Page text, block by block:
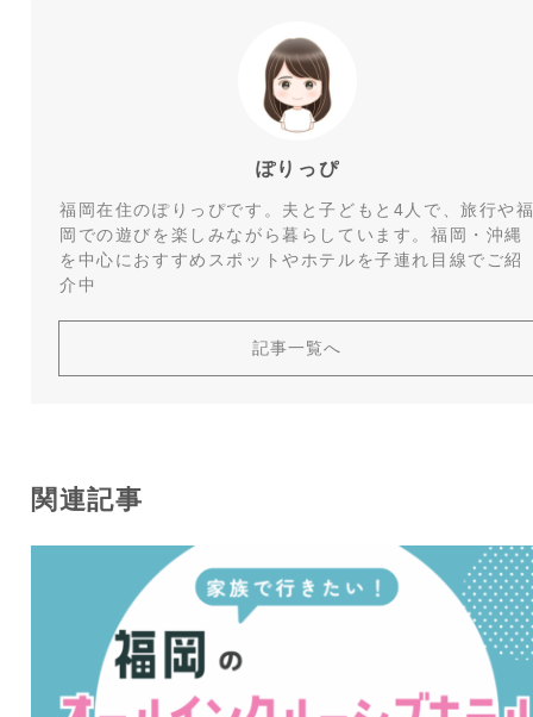
ぽりっぴ
福岡在住のぽりっぴです。夫と子どもと4人で、旅行や
岡での遊びを楽しみながら暮らしています。福岡・沖縄
を中心におすすめスポットやホテルを子連れ目線でご紹
介中
記事一覧へ
関連記事